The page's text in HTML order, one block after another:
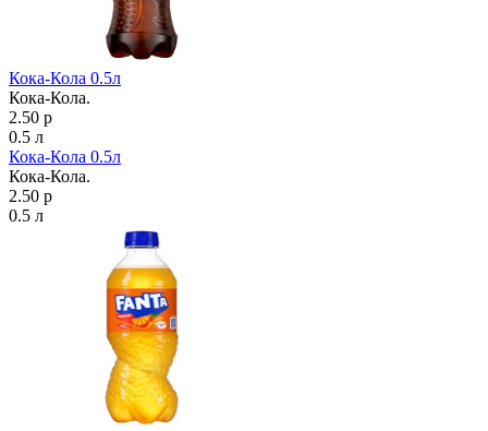
Кока-Кола 0.5л
Кока-Кола.
2.50 р
0.5 л
Кока-Кола 0.5л
Кока-Кола.
2.50 р
0.5 л